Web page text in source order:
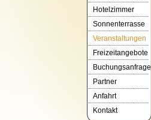
Hotelzimmer
Sonnenterrasse
Veranstaltungen
Freizeitangebote
Buchungsanfrage
Partner
Anfahrt
Kontakt